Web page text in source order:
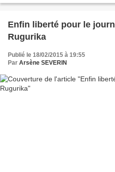
Enfin liberté pour le
Rugurika
Publié le 18/02/2015 à 19:55
Par Arsène SEVERIN